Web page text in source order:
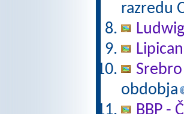
razredu
obdobja
BBP -